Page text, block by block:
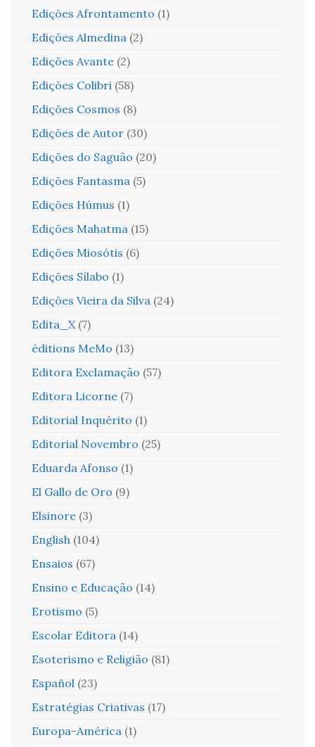
Edições Afrontamento (1)
Edições Almedina (2)
Edições Avante (2)
Edições Colibri (58)
Edições Cosmos (8)
Edições de Autor (30)
Edições do Saguão (20)
Edições Fantasma (5)
Edições Húmus (1)
Edições Mahatma (15)
Edições Miosótis (6)
Edições Sílabo (1)
Edições Vieira da Silva (24)
Edita_X (7)
éditions MeMo (13)
Editora Exclamação (57)
Editora Licorne (7)
Editorial Inquérito (1)
Editorial Novembro (25)
Eduarda Afonso (1)
El Gallo de Oro (9)
Elsinore (3)
English (104)
Ensaios (67)
Ensino e Educação (14)
Erotismo (5)
Escolar Editora (14)
Esoterismo e Religião (81)
Español (23)
Estratégias Criativas (17)
Europa-América (1)